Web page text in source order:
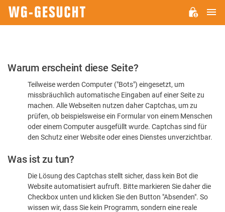
Bitte
dass
sind
Warum erscheint diese Seite?
Teilweise werden Computer ("Bots") eingesetzt, um
missbräuchlich automatische Eingaben auf einer Seite zu
machen. Alle Webseiten nutzen daher Captchas, um zu
prüfen, ob beispielsweise ein Formular von einem Menschen
oder einem Computer ausgefüllt wurde. Captchas sind für
den Schutz einer Website oder eines Dienstes unverzichtbar.
Was ist zu tun?
Die Lösung des Captchas stellt sicher, dass kein Bot die
Website automatisiert aufruft. Bitte markieren Sie daher die
Checkbox unten und klicken Sie den Button "Absenden". So
wissen wir, dass Sie kein Programm, sondern eine reale